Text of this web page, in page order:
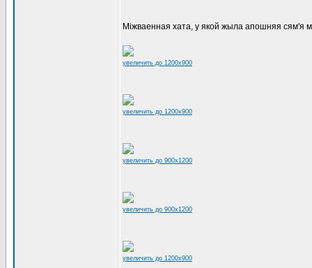
Міжваенная хата, у якой жыла апошняя сям'я
увеличить до 1200x900
увеличить до 1200x900
увеличить до 900x1200
увеличить до 900x1200
увеличить до 1200x900